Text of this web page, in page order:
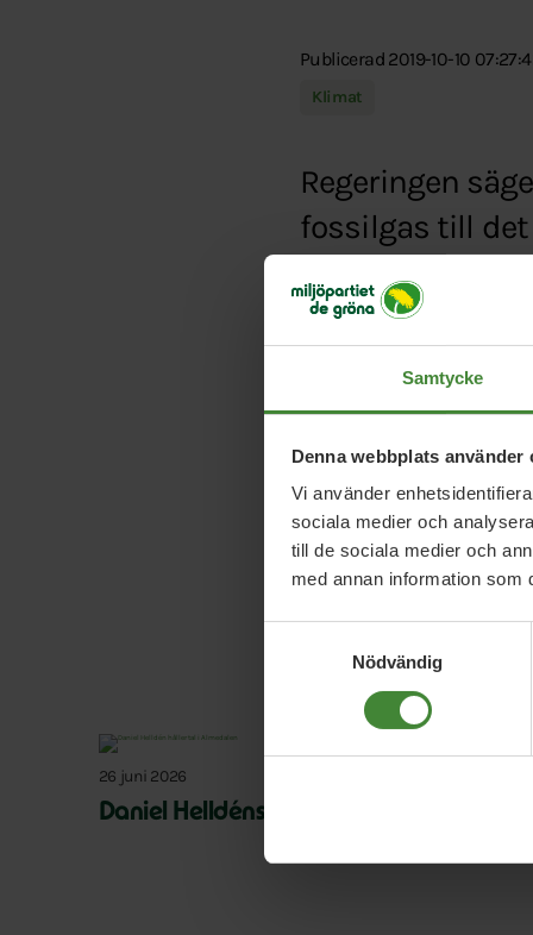
Samtycke
Denna webbplats använder
Vi använder
sociala medier och
till de sociala medier och
med annan information som
Nödvändig
Publicerad 2019-10-10
Klimat
Regeringen
fossilgas till
Typ:Video
sverige-12504422
26 juni 2026
Daniel Helldéns Almedalstal